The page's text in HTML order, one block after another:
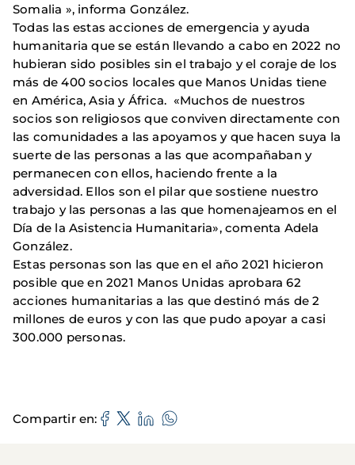
Somalia », informa González.
Todas las estas acciones de emergencia y ayuda
humanitaria que se están llevando a cabo en 2022 no
hubieran sido posibles sin el trabajo y el coraje de los
más de 400 socios locales que Manos Unidas tiene
en América, Asia y África. «Muchos de nuestros
socios son religiosos que conviven directamente con
las comunidades a las apoyamos y que hacen suya la
suerte de las personas a las que acompañaban y
permanecen con ellos, haciendo frente a la
adversidad. Ellos son el pilar que sostiene nuestro
trabajo y las personas a las que homenajeamos en el
Día de la Asistencia Humanitaria», comenta Adela
González.
Estas personas son las que en el año 2021 hicieron
posible que en 2021 Manos Unidas aprobara 62
acciones humanitarias a las que destinó más de 2
millones de euros y con las que pudo apoyar a casi
300.000 personas.
Compartir en